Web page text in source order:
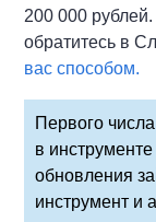
200 000
обратитесь в
вас способом.
Первого
в
обновления
инструмент и